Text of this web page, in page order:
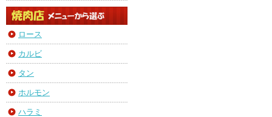
ロース
カルビ
タン
ホルモン
ハラミ